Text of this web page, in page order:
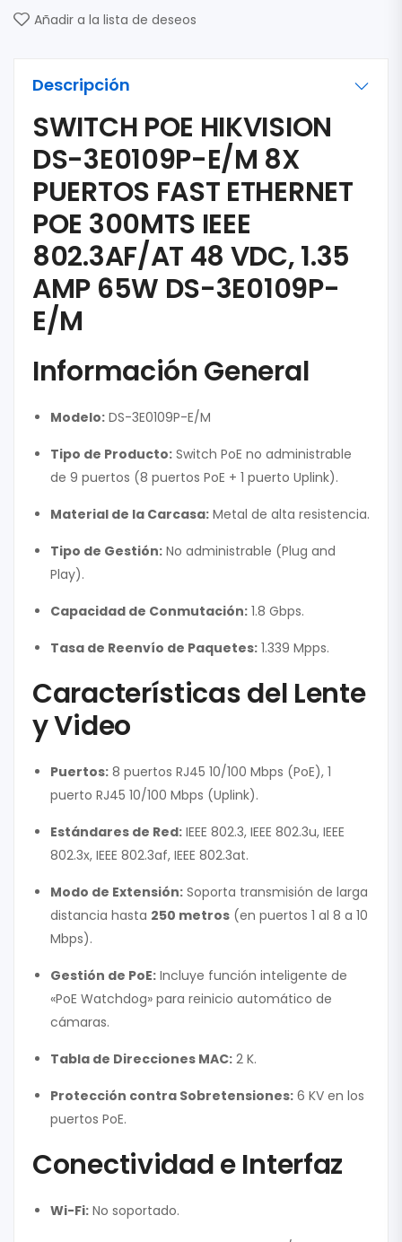
Añadir a la lista de deseos
Descripción
SWITCH POE HIKVISION
DS-3E0109P-E/M 8X
PUERTOS FAST ETHERNET
POE 300MTS IEEE
802.3AF/AT 48 VDC, 1.35
AMP 65W DS-3E0109P-
E/M
Información General
Modelo: DS-3E0109P-E/M
Tipo de Producto: Switch PoE no administrable
de 9 puertos (8 puertos PoE + 1 puerto Uplink).
Material de la Carcasa: Metal de alta resistencia.
Tipo de Gestión: No administrable (Plug and
Play).
Capacidad de Conmutación: 1.8 Gbps.
Tasa de Reenvío de Paquetes: 1.339 Mpps.
Características del Lente
y Video
Puertos: 8 puertos RJ45 10/100 Mbps (PoE), 1
puerto RJ45 10/100 Mbps (Uplink).
Estándares de Red: IEEE 802.3, IEEE 802.3u, IEEE
802.3x, IEEE 802.3af, IEEE 802.3at.
Modo de Extensión: Soporta transmisión de larga
distancia hasta 250 metros (en puertos 1 al 8 a 10
Mbps).
Gestión de PoE: Incluye función inteligente de
«PoE Watchdog» para reinicio automático de
cámaras.
Tabla de Direcciones MAC: 2 K.
Protección contra Sobretensiones: 6 KV en los
puertos PoE.
Conectividad e Interfaz
Wi-Fi: No soportado.